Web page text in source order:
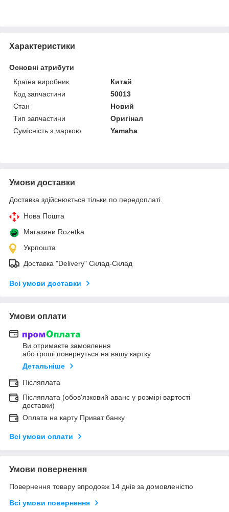
Характеристики
Основні атрибути
Країна виробник
Китай
Код запчастини
50013
Стан
Новий
Тип запчастини
Оригінал
Сумісність з маркою
Yamaha
Умови доставки
Доставка здійснюється тільки по передоплаті.
Нова Пошта
Магазини Rozetka
Укрпошта
Доставка "Delivery" Склад-Склад
Всі умови доставки
Умови оплати
Ви отримаєте замовлення
або гроші повернуться на вашу картку
Детальніше
Післяплата
Післяплата (обов'язковий аванс у розмірі вартості
доставки)
Оплата на карту Приват банку
Всі умови оплати
Умови повернення
Повернення товару впродовж 14 днів за домовленістю
Всі умови повернення